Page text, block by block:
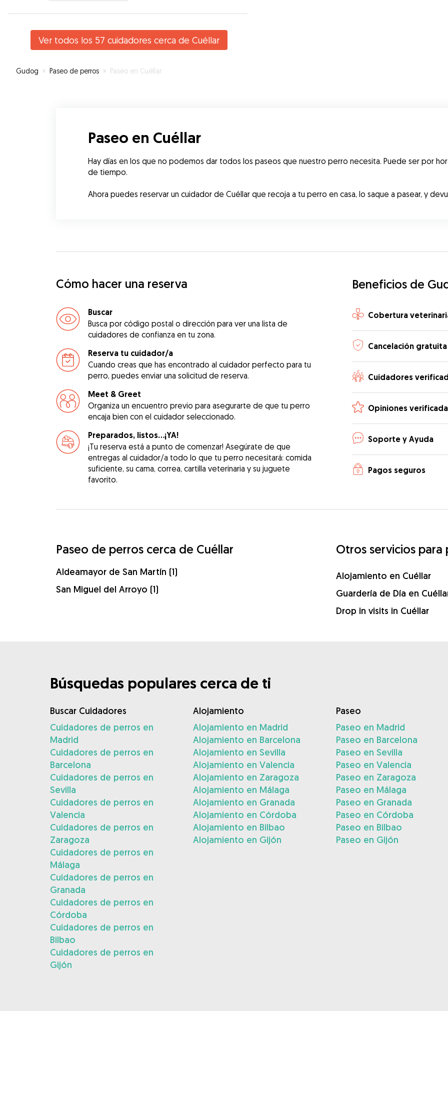
Ver todos los 57 cuidadores cerca de Cuéllar
Gudog » Paseo de perros » Paseo en Cuéllar
Paseo en Cuéllar
Hay días en los que no podemos dar todos los paseos que nuestro perro necesita. Puede ser por
de tiempo.
Ahora puedes reservar un cuidador de Cuéllar que recoja a tu perro en casa, lo saque a pasear, y
Cómo hacer una reserva
Buscar
Busca por código postal o dirección para ver una lista de
cuidadores de confianza en tu zona.
Reserva tu cuidador/a
Cuando creas que has encontrado al cuidador perfecto para tu
perro, puedes enviar una solicitud de reserva.
Meet & Greet
Organiza un encuentro previo para asegurarte de que tu perro
encaja bien con el cuidador seleccionado.
Preparados, listos...¡YA!
¡Tu reserva está a punto de comenzar! Asegúrate de que
entregas al cuidador/a todo lo que tu perro necesitará: comida
suficiente, su cama, correa, cartilla veterinaria y su juguete
favorito.
Beneficios de
Cobertura
Cancelación gratuita
Cuidadores
Opiniones
Soporte y Ayuda
Pagos seguros
Paseo de perros cerca de Cuéllar
Aldeamayor de San Martín (1)
San Miguel del Arroyo (1)
Otros servicios para
Alojamiento en Cuéllar
Guardería de Día en
Drop in visits in Cuéllar
Búsquedas populares cerca de ti
Buscar Cuidadores
Cuidadores de perros en
Madrid
Cuidadores de perros en
Barcelona
Cuidadores de perros en
Sevilla
Cuidadores de perros en
Valencia
Cuidadores de perros en
Zaragoza
Cuidadores de perros en
Málaga
Cuidadores de perros en
Granada
Cuidadores de perros en
Córdoba
Cuidadores de perros en
Bilbao
Cuidadores de perros en
Gijón
Alojamiento
Alojamiento en Madrid
Alojamiento en Barcelona
Alojamiento en Sevilla
Alojamiento en Valencia
Alojamiento en Zaragoza
Alojamiento en Málaga
Alojamiento en Granada
Alojamiento en Córdoba
Alojamiento en Bilbao
Alojamiento en Gijón
Paseo
Paseo en Madrid
Paseo en Barcelona
Paseo en Sevilla
Paseo en Valencia
Paseo en Zaragoza
Paseo en Málaga
Paseo en Granada
Paseo en Córdoba
Paseo en Bilbao
Paseo en Gijón